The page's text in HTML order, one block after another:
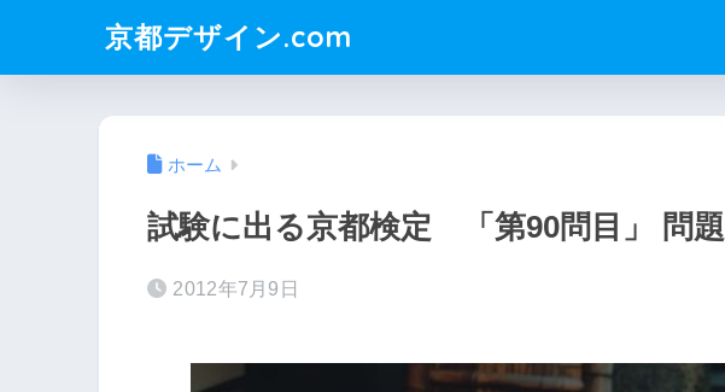
京都デザイン.com
ホーム
試験に出る京都検定 「第90問目」 問題
2012年7月9日